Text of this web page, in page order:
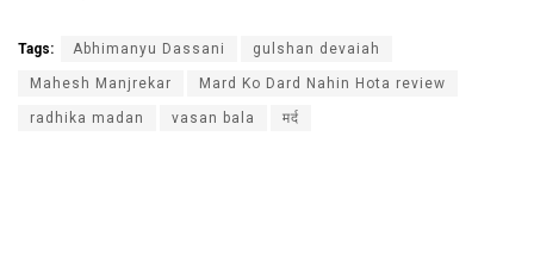
Tags: Abhimanyu Dassani gulshan devaiah
Mahesh Manjrekar Mard Ko Dard Nahin Hota review
radhika madan vasan bala मर्द